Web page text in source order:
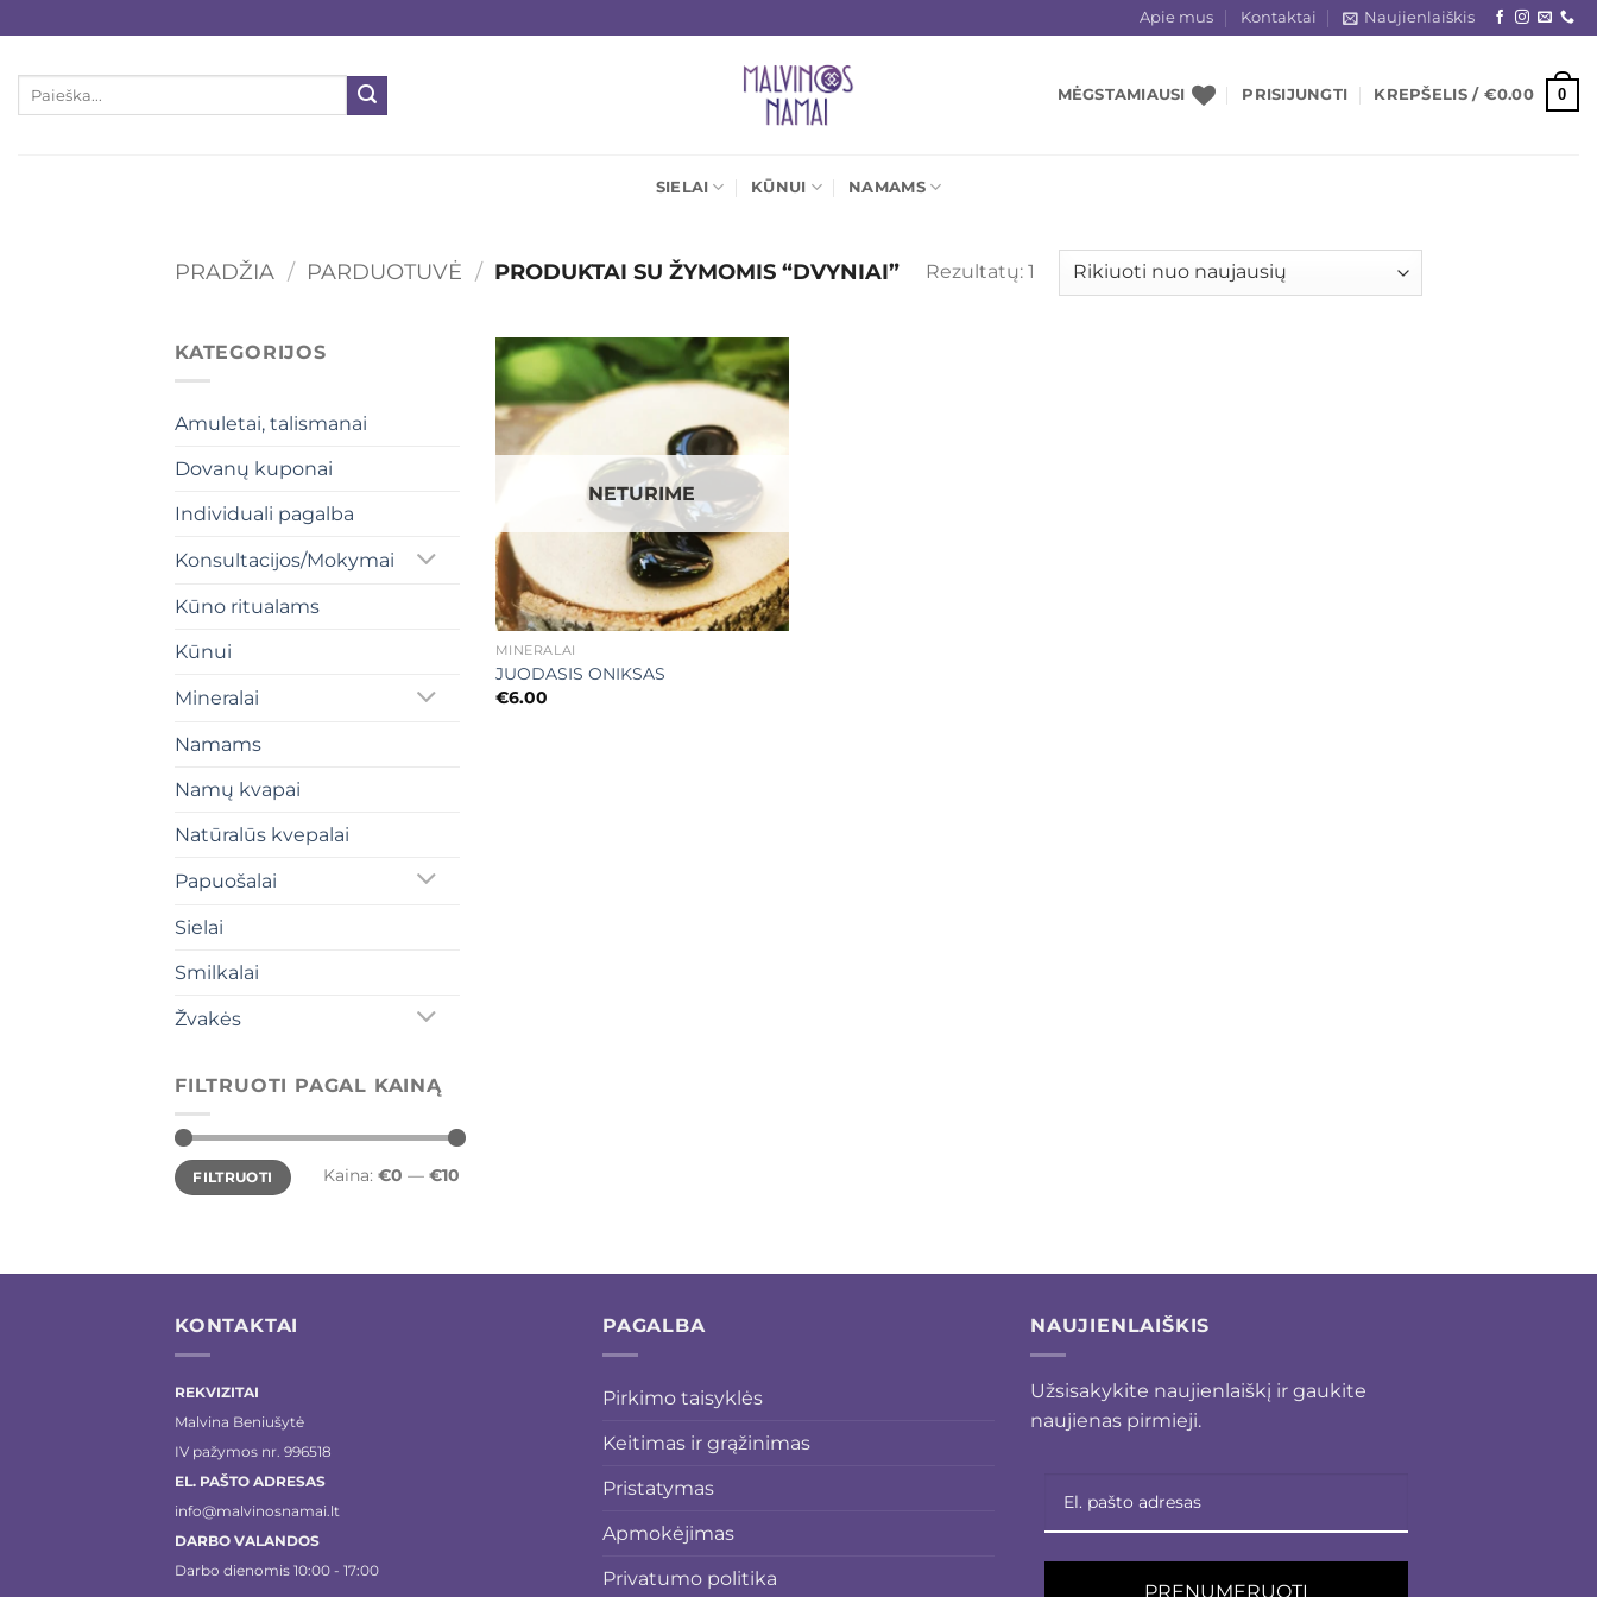
to
content
Apie mus Kontaktai Naujienlaiškis
Ieškoti:
MĖGSTAMIAUSI PRISIJUNGTI KREPŠELIS / €0.00 0
SIELAI KŪNUI NAMAMS
PRADŽIA / PARDUOTUVĖ / PRODUKTAI SU ŽYMOMIS “DVYNIAI” Rezultatų: 1
KATEGORIJOS
Amuletai, talismanai
Dovanų kuponai
Individuali pagalba
Konsultacijos/Mokymai
Kūno ritualams
Kūnui
Mineralai
Namams
Namų kvapai
Natūralūs kvepalai
Papuošalai
Sielai
Smilkalai
Žvakės
FILTRUOTI PAGAL KAINĄ
Min
kaina
Maks
kaina
FILTRUOTI Kaina: €0 — €10
Mėgstamiausias
+
NETURIME
MINERALAI
JUODASIS ONIKSAS
€6.00
KONTAKTAI
REKVIZITAI
Malvina Beniušytė
IV pažymos nr. 996518
EL. PAŠTO ADRESAS
info@malvinosnamai.lt
DARBO VALANDOS
Darbo dienomis 10:00 - 17:00
PAGALBA
Pirkimo taisyklės
Keitimas ir grąžinimas
Pristatymas
Apmokėjimas
Privatumo politika
NAUJIENLAIŠKIS
Užsisakykite naujienlaiškį ir gaukite
naujienas pirmieji.
PRENUMERUOTI